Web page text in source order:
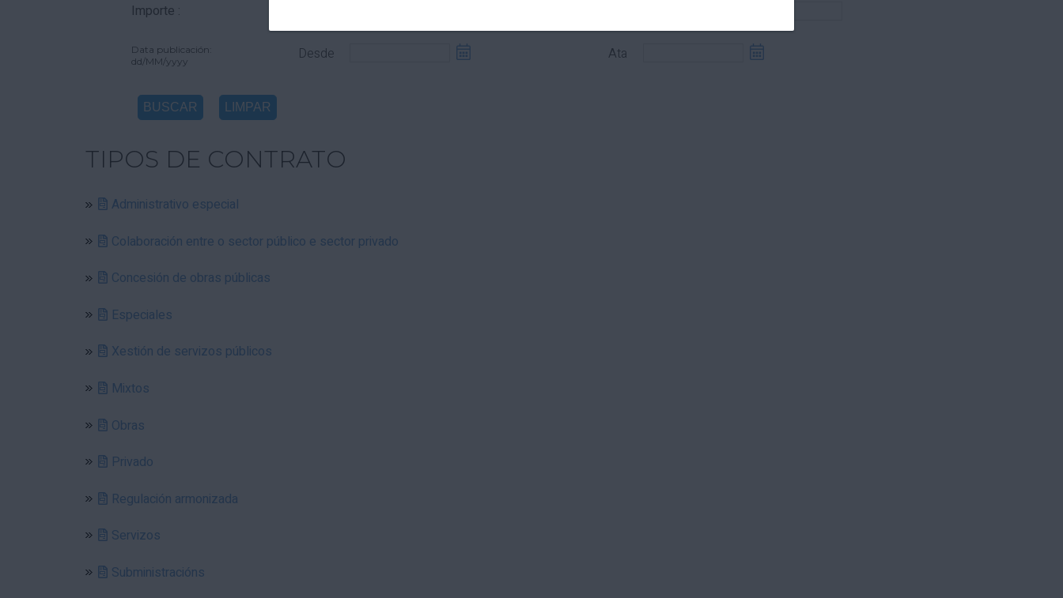
Importe :
Data publicación:
dd/MM/yyyy
Desde Ata
TIPOS DE CONTRATO
Administrativo especial
Colaboración entre o sector público e sector privado
Concesión de obras públicas
Especiales
Xestión de servizos públicos
Mixtos
Obras
Privado
Regulación armonizada
Servizos
Subministracións